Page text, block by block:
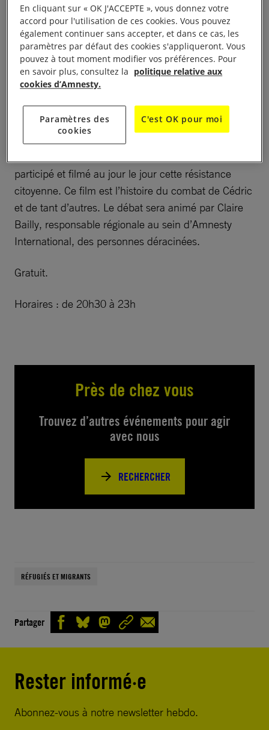
Cédric Herrou, agriculteur dans la vallée de la Roya.
Du jour où Cédric a croisé la route des réfugiés il
décide, avec d’autres habitants de la vallée, de les
accueillir, de leur offrir un refuge et de les aider à
déposer leur demande d’asile.
Mais en agissant ainsi, il est considéré hors la loi…
Michel Toesca, ami de longue date de Cédric et
habitant aussi de la Roya, l’a suivi durant trois ans.
participé et filmé au jour le jour cette résistance
citoyenne. Ce film est l’histoire du combat de Cédric
et de tant d’autres. Le débat sera animé par Claire
Bailly, responsable régionale au sein d’Amnesty
International, des personnes déracinées.
Gratuit.
Horaires : de 20h30 à 23h
Près de chez vous
Trouvez d’autres événements pour agir
avec nous
RECHERCHER
RÉFUGIÉS ET MIGRANTS
Partager
Rester informé·e
Abonnez-vous à notre newsletter hebdo.
En cliquant sur « OK J'ACCEPTE », vous donnez votre
accord pour l'utilisation de ces cookies. Vous pouvez
également continuer sans accepter, et dans ce cas, les
paramètres par défaut des cookies s'appliqueront. Vous
pouvez à tout moment modifier vos préférences. Pour
en savoir plus, consultez la politique relative aux
cookies d’Amnesty.
Paramètres des
cookies
C'est OK pour moi